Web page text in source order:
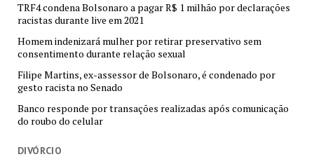
TRF4 condena Bolsonaro a pagar R$ 1 milhão por declarações
racistas durante live em 2021
Homem indenizará mulher por retirar preservativo sem
consentimento durante relação sexual
Filipe Martins, ex-assessor de Bolsonaro, é condenado por
gesto racista no Senado
Banco responde por transações realizadas após comunicação
do roubo do celular
DIVÓRCIO